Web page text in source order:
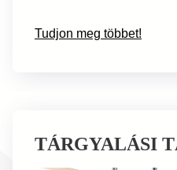
Tudjon meg többet!
TÁRGYALÁSI